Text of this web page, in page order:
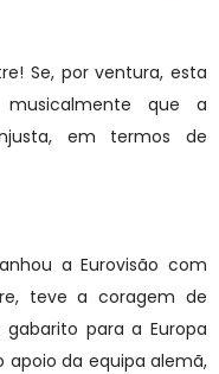
Se, por ventura, esta
que a
em termos de
a Eurovisão com
teve a coragem de
para a Europa
apoio da equipa alemã,